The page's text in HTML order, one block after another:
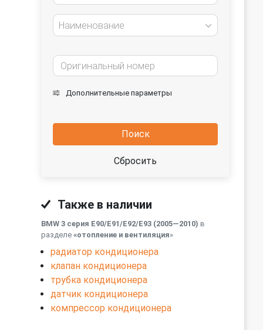
Наименование
Дополнительные параметры
Поиск
Сбросить
Также в наличии
BMW 3 серия E90/E91/E92/E93 (2005—2010) в
разделе «отопление и вентиляция»
радиатор кондиционера
клапан кондиционера
трубка кондиционера
датчик кондиционера
компрессор кондиционера